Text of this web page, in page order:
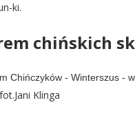
ki.
chińskich
fot.Jani Klinga